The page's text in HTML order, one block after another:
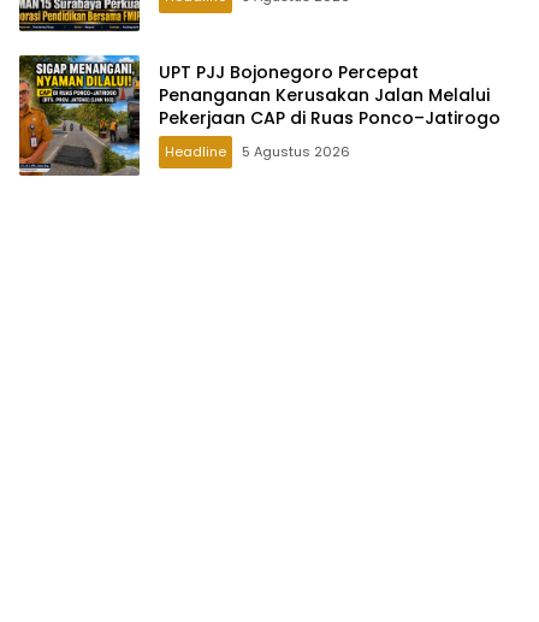
UPT PJJ Bojonegoro Percepat
Penanganan Kerusakan Jalan Melalui
Pekerjaan CAP di Ruas Ponco–Jatirogo
Headline 5 Agustus 2026